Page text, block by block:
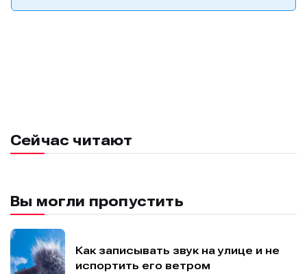
Сейчас читают
Вы могли пропустить
Как записывать звук на улице и не
испортить его ветром